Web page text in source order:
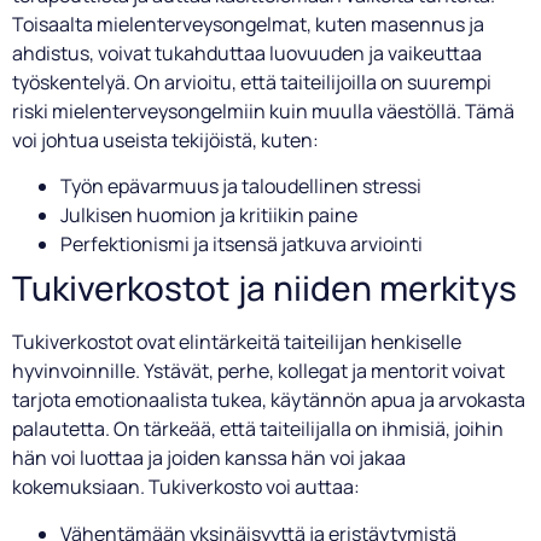
Toisaalta mielenterveysongelmat, kuten masennus ja
ahdistus, voivat tukahduttaa luovuuden ja vaikeuttaa
työskentelyä. On arvioitu, että taiteilijoilla on suurempi
riski mielenterveysongelmiin kuin muulla väestöllä. Tämä
voi johtua useista tekijöistä, kuten:
Työn epävarmuus ja taloudellinen stressi
Julkisen huomion ja kritiikin paine
Perfektionismi ja itsensä jatkuva arviointi
Tukiverkostot ja niiden merkitys
Tukiverkostot ovat elintärkeitä taiteilijan henkiselle
hyvinvoinnille. Ystävät, perhe, kollegat ja mentorit voivat
tarjota emotionaalista tukea, käytännön apua ja arvokasta
palautetta. On tärkeää, että taiteilijalla on ihmisiä, joihin
hän voi luottaa ja joiden kanssa hän voi jakaa
kokemuksiaan. Tukiverkosto voi auttaa:
Vähentämään yksinäisyyttä ja eristäytymistä